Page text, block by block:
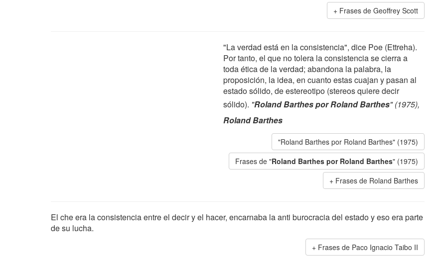
Frases de Geoffrey Scott
"La verdad está en la consistencia", dice Poe (Ettreha).
Por tanto, el que no tolera la consistencia se cierra a
toda ética de la verdad; abandona la palabra, la
proposición, la idea, en cuanto estas cuajan y pasan al
estado sólido, de estereotipo (stereos quiere decir
sólido). "Roland Barthes por Roland Barthes" (1975),
Roland Barthes
"Roland Barthes por Roland Barthes" (1975)
Frases de "Roland Barthes por Roland Barthes" (1975)
Frases de Roland Barthes
El che era la consistencia entre el decir y el hacer, encarnaba la anti burocracia del estado y eso era parte
de su lucha.
Frases de Paco Ignacio Taibo II